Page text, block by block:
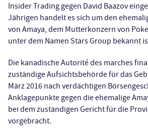
Insider Trading gegen David Baazov
Jährigen handelt es sich um den
von Amaya, dem Mutterkonzern von
unter dem Namen Stars Group bekannt
Die kanadische Autorité des marches
zuständige Aufsichtsbehörde für das
März 2016 nach verdächtigen
Anklagepunkte gegen die ehemalige
bei dem zuständigen Gericht für die
vorgebracht.